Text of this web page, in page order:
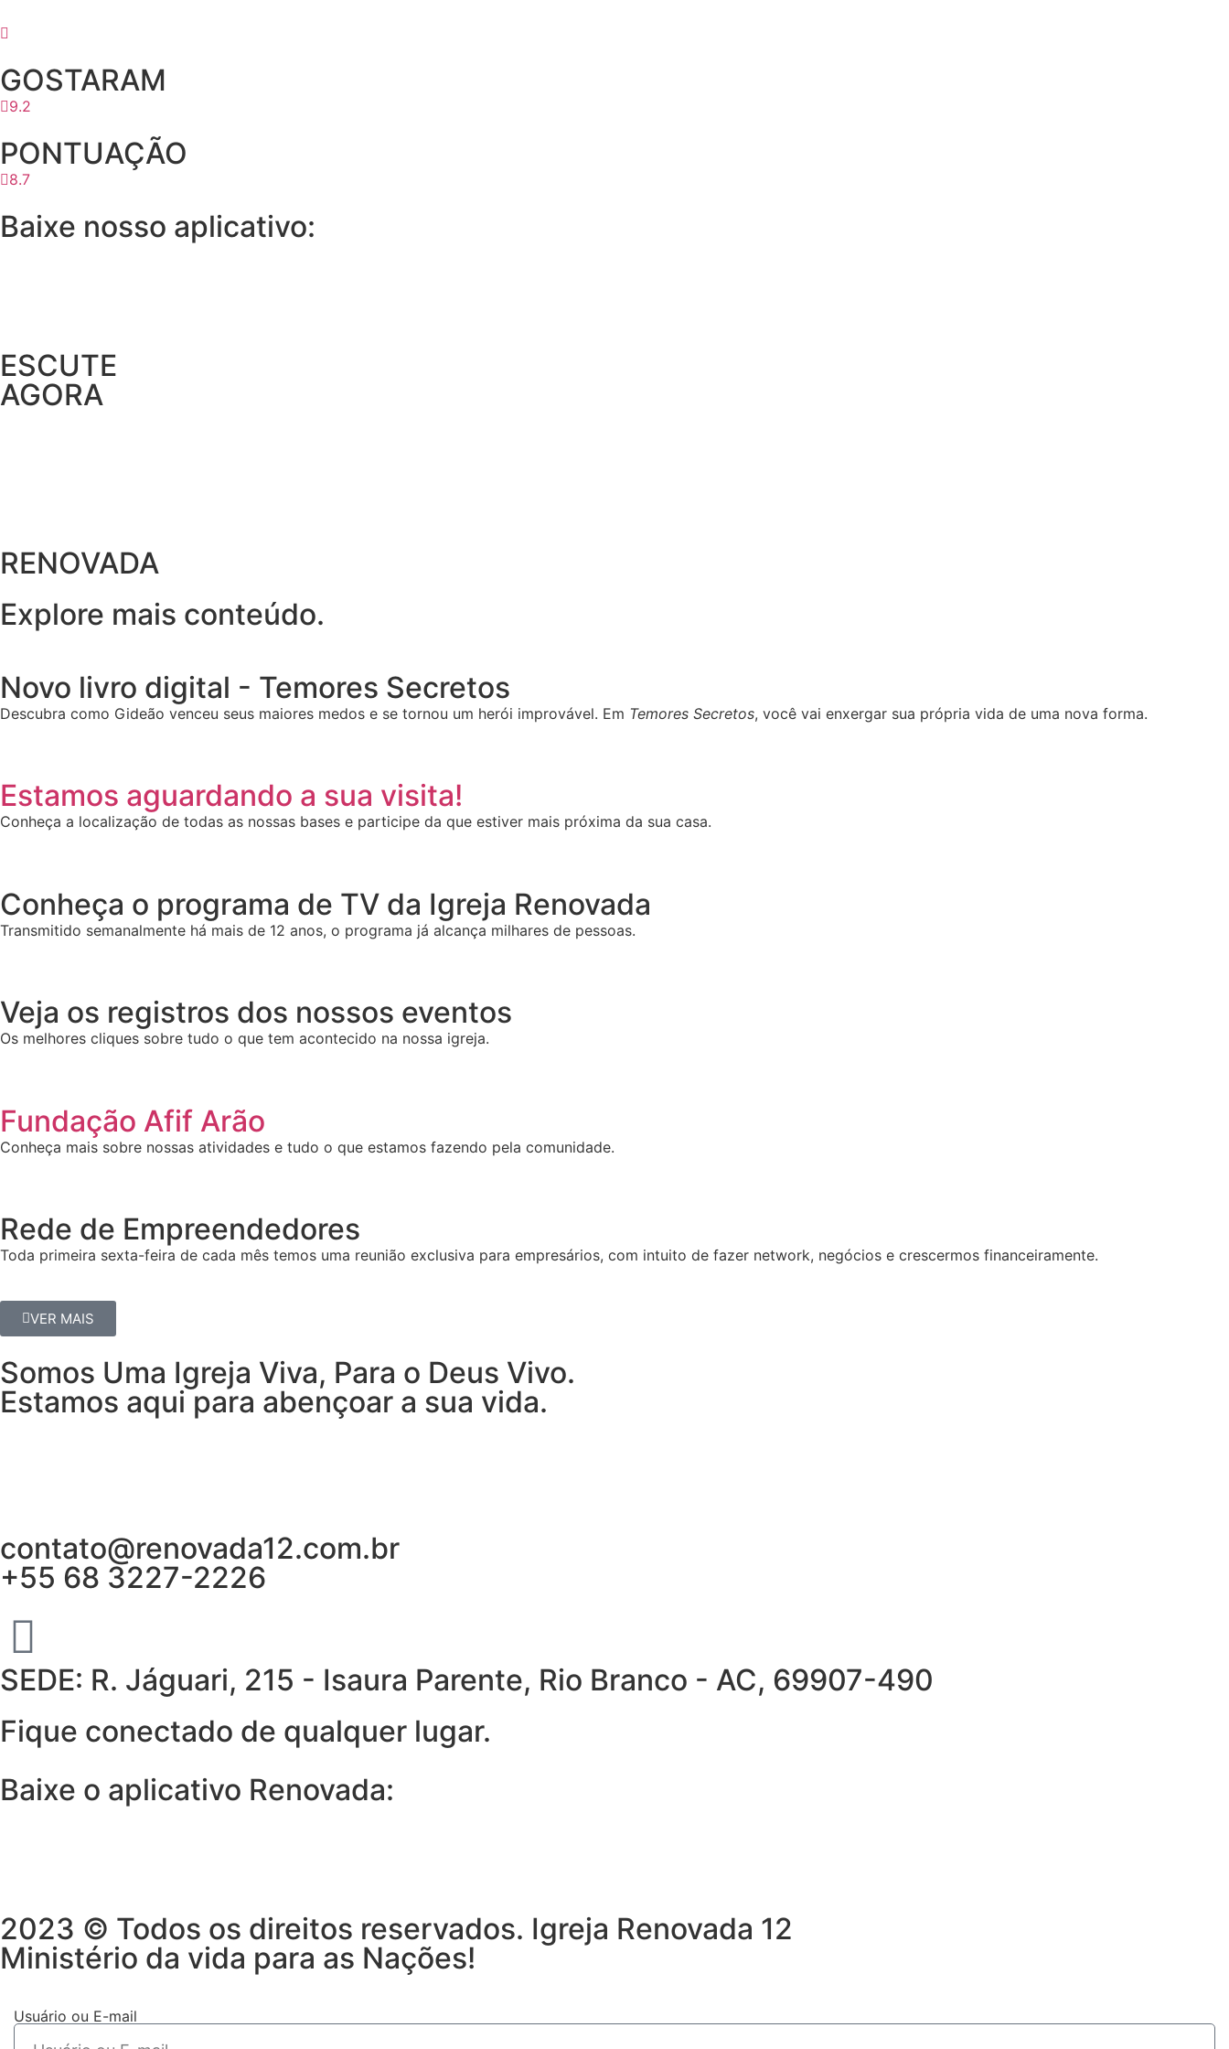
GOSTARAM
9.2
PONTUAÇÃO
8.7
Baixe nosso aplicativo:
ESCUTE
AGORA
RENOVADA
Explore mais conteúdo.
Novo livro digital - Temores Secretos
Descubra como Gideão venceu seus maiores medos e se tornou um herói improvável. Em Temores Secretos, você vai enxergar sua própria vida de uma nova forma.
Estamos aguardando a sua visita!
Conheça a localização de todas as nossas bases e participe da que estiver mais próxima da sua casa.
Conheça o programa de TV da Igreja Renovada
Transmitido semanalmente há mais de 12 anos, o programa já alcança milhares de pessoas.
Veja os registros dos nossos eventos
Os melhores cliques sobre tudo o que tem acontecido na nossa igreja.
Fundação Afif Arão
Conheça mais sobre nossas atividades e tudo o que estamos fazendo pela comunidade.
Rede de Empreendedores
Toda primeira sexta-feira de cada mês temos uma reunião exclusiva para empresários, com intuito de fazer network, negócios e crescermos financeiramente.
VER MAIS
Somos Uma Igreja Viva, Para o Deus Vivo.
Estamos aqui para abençoar a sua vida.
contato@renovada12.com.br
+55 68 3227-2226
SEDE: R. Jáguari, 215 - Isaura Parente, Rio Branco - AC, 69907-490
Fique conectado de qualquer lugar.
Baixe o aplicativo Renovada:
2023 © Todos os direitos reservados. Igreja Renovada 12
Ministério da vida para as Nações!
Usuário ou E-mail